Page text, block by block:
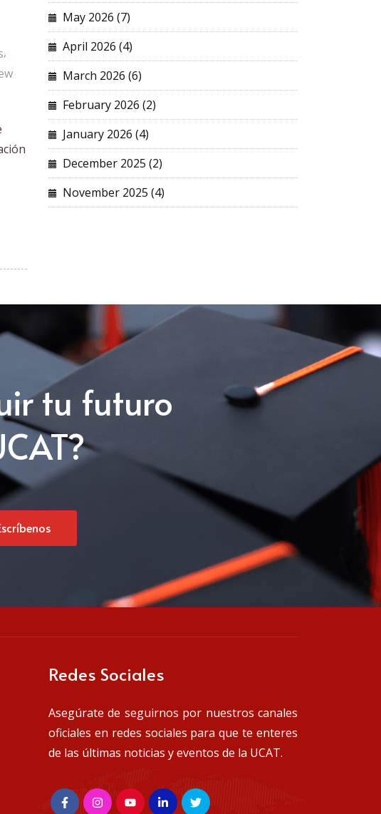
,
May 2026 (7)
April 2026 (4)
March 2026 (6)
February 2026 (2)
January 2026 (4)
December 2025 (2)
November 2025 (4)
tu futuro
Redes Sociales
Asegúrate de seguirnos por nuestros canales
oficiales en redes sociales para que te enteres
de las últimas noticias y eventos de la UCAT.